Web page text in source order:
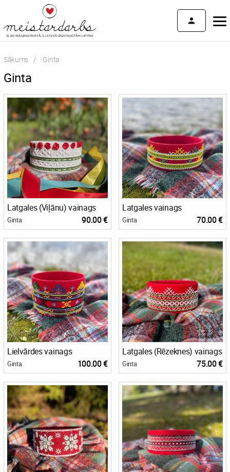
Sākums Current:
Ginta
Ginta
Latgales (Viļānu) vainags
Ginta 90.00 €
Latgales vainags
Ginta 70.00 €
Lielvārdes vainags
Ginta 100.00 €
Latgales (Rēzeknes) vainags
Ginta 75.00 €